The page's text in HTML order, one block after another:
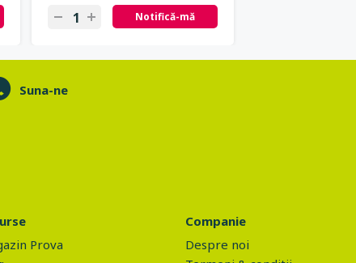
Notifică-mă
Suna-ne
Prova
Companie
Despre noi